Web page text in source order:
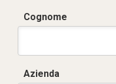
Cognome
Azienda